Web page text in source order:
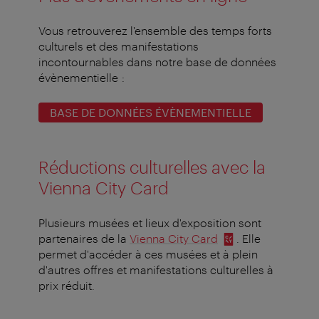
Vous retrouverez l'ensemble des temps forts
culturels et des manifestations
incontournables dans notre base de données
évènementielle :
BASE DE DONNÉES ÉVÈNEMENTIELLE
Réductions culturelles avec la
Vienna City Card
Plusieurs musées et lieux d'exposition sont
partenaires de la Vienna City Card
. Elle
permet d'accéder à ces musées et à plein
d'autres offres et manifestations culturelles à
prix réduit.